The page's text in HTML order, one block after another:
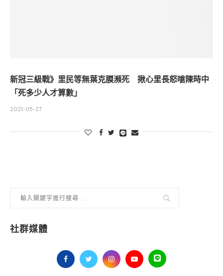
新冠三級戰》里民等無葉克膜瀕死 揪心里長怒嗆陳時中
「死多少人才算數」
2021-05-27
社群媒體